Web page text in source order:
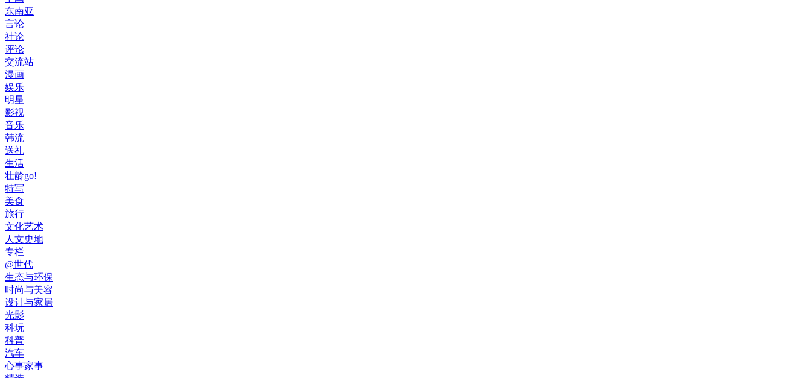
东南亚
言论
社论
评论
交流站
漫画
娱乐
明星
影视
音乐
韩流
送礼
生活
壮龄go!
特写
美食
旅行
文化艺术
人文史地
专栏
@世代
生态与环保
时尚与美容
设计与家居
光影
科玩
科普
汽车
心事家事